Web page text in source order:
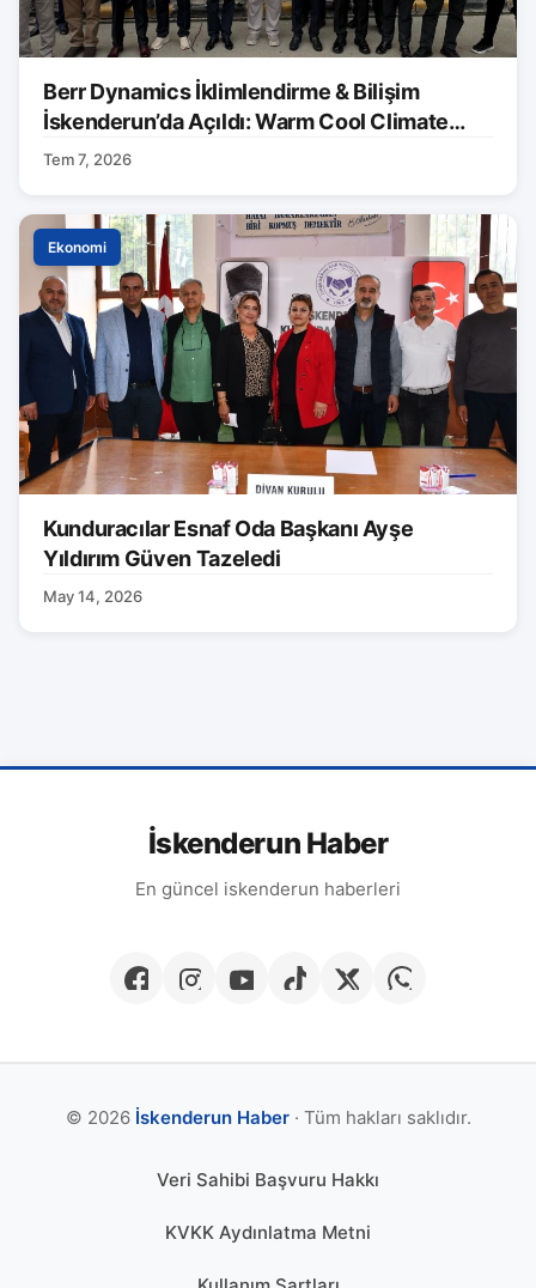
Berr Dynamics İklimlendirme & Bilişim
İskenderun’da Açıldı: Warm Cool Climate
Markası Tanıtıldı
Tem 7, 2026
Ekonomi
Kunduracılar Esnaf Oda Başkanı Ayşe
Yıldırım Güven Tazeledi
May 14, 2026
İskenderun Haber
En güncel iskenderun haberleri
© 2026 İskenderun Haber· Tüm hakları saklıdır.
Veri Sahibi Başvuru Hakkı
KVKK Aydınlatma Metni